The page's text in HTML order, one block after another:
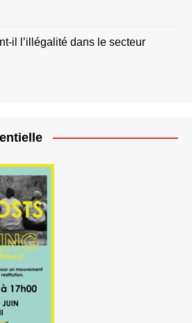
il l’illégalité dans le secteur